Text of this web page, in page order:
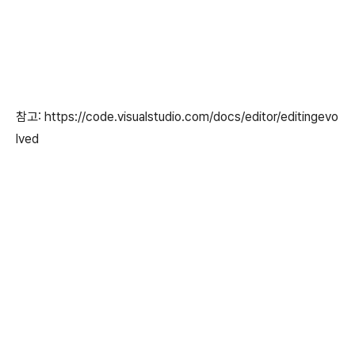
참고: https://code.visualstudio.com/docs/editor/editingevo
lved